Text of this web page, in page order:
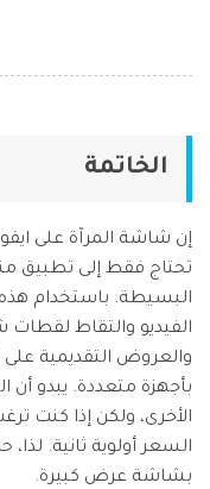
الخاتمة
تحتاج فقط إلى تطبيق
البسيطة. باستخدام
الفيديو والتقاط لقطات
والعروض التقديمية
بأجهزة متعددة. يبدو أن
الأخرى، ولكن إذا كنت
السعر أولوية ثانية.
بشاشة عرض كبيرة.